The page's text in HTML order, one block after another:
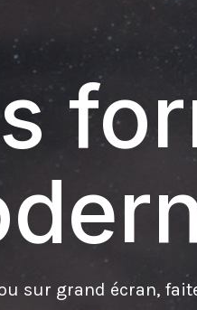
sur grand écran,